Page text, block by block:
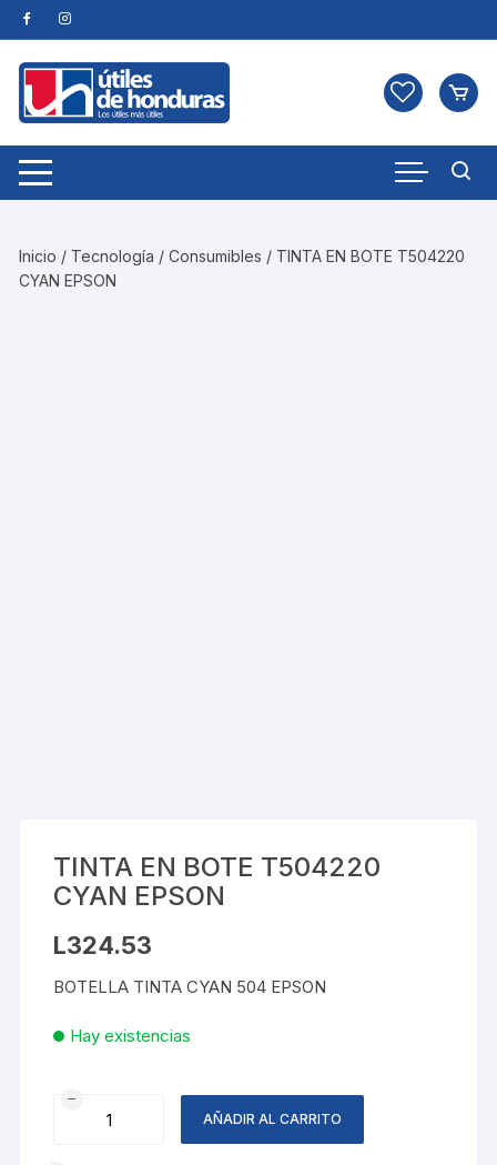
Skip
to
content
Inicio / Tecnología /Consumibles / TINTA EN BOTE T504220
CYAN EPSON
TINTA EN BOTE T504220
CYAN EPSON
L324.53
BOTELLA TINTA CYAN 504 EPSON
Hay existencias
TINTA
AÑADIR AL CARRITO